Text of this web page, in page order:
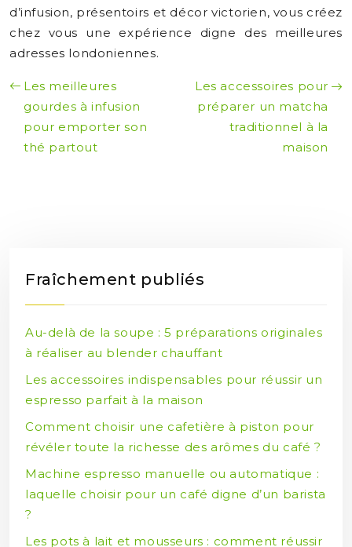
d’infusion, présentoirs et décor victorien, vous créez
chez vous une expérience digne des meilleures
adresses londoniennes.
Les meilleures
gourdes à infusion
pour emporter son
thé partout
Les accessoires pour
préparer un matcha
traditionnel à la
maison
Fraîchement publiés
Au-delà de la soupe : 5 préparations originales
à réaliser au blender chauffant
Les accessoires indispensables pour réussir un
espresso parfait à la maison
Comment choisir une cafetière à piston pour
révéler toute la richesse des arômes du café ?
Machine espresso manuelle ou automatique :
laquelle choisir pour un café digne d’un barista
?
Les pots à lait et mousseurs : comment réussir